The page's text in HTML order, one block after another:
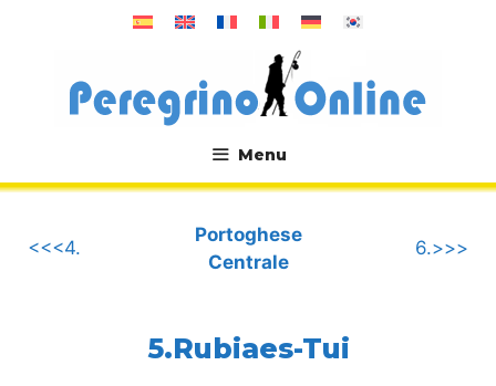
Menu
.
<<<4.
Portoghese
Centrale
6.>>>
5.Rubiaes-Tui